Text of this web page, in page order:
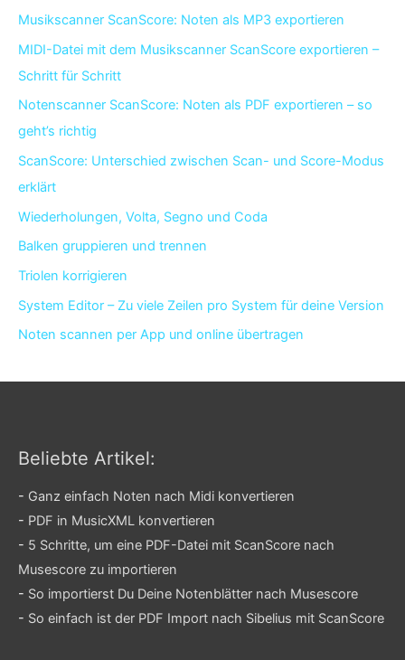
Musikscanner ScanScore: Noten als MP3 exportieren
MIDI-Datei mit dem Musikscanner ScanScore exportieren –
Schritt für Schritt
Notenscanner ScanScore: Noten als PDF exportieren – so
geht’s richtig
ScanScore: Unterschied zwischen Scan- und Score-Modus
erklärt
Wiederholungen, Volta, Segno und Coda
Balken gruppieren und trennen
Triolen korrigieren
System Editor – Zu viele Zeilen pro System für deine Version
Noten scannen per App und online übertragen
Beliebte Artikel:
- Ganz einfach Noten nach Midi konvertieren
- PDF in MusicXML konvertieren
- 5 Schritte, um eine PDF-Datei mit ScanScore nach
Musescore zu importieren
- So importierst Du Deine Notenblätter nach Musescore
- So einfach ist der PDF Import nach Sibelius mit ScanScore